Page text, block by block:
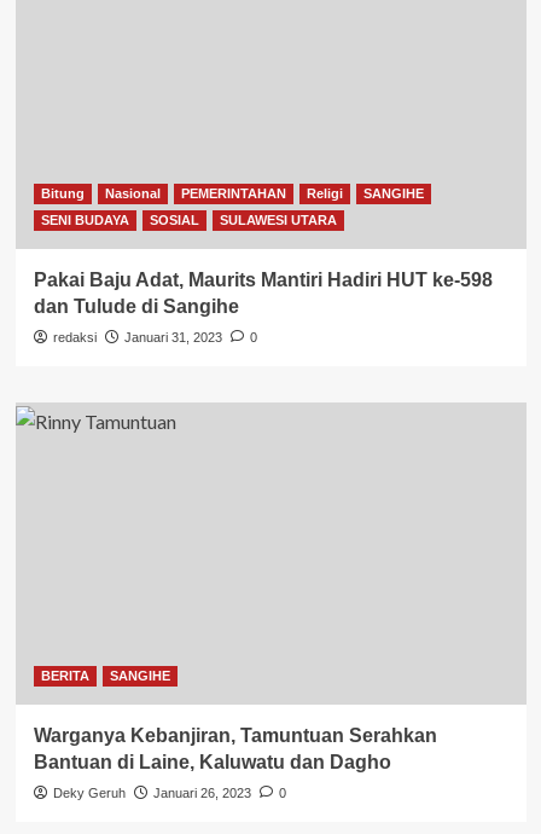
Bitung Nasional PEMERINTAHAN Religi
SANGIHE
SENI BUDAYA
SOSIAL SULAWESI UTARA
Pakai Baju Adat, Maurits Mantiri Hadiri HUT ke-598
dan Tulude di Sangihe
redaksi Januari 31, 2023 0
BERITA SANGIHE
Warganya Kebanjiran, Tamuntuan Serahkan
Bantuan di Laine, Kaluwatu dan Dagho
Deky Geruh Januari 26, 2023 0